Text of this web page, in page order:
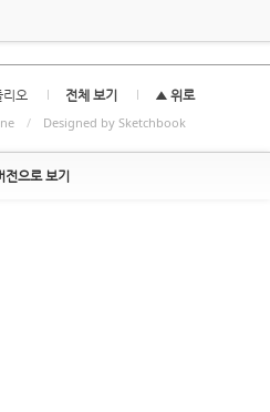
오 전체 보기 ▲ 위로
/ Designed by Sketchbook
전으로 보기